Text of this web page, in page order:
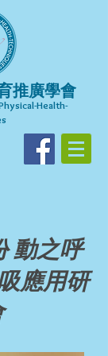
推廣學會
Health-
動之呼
應用研